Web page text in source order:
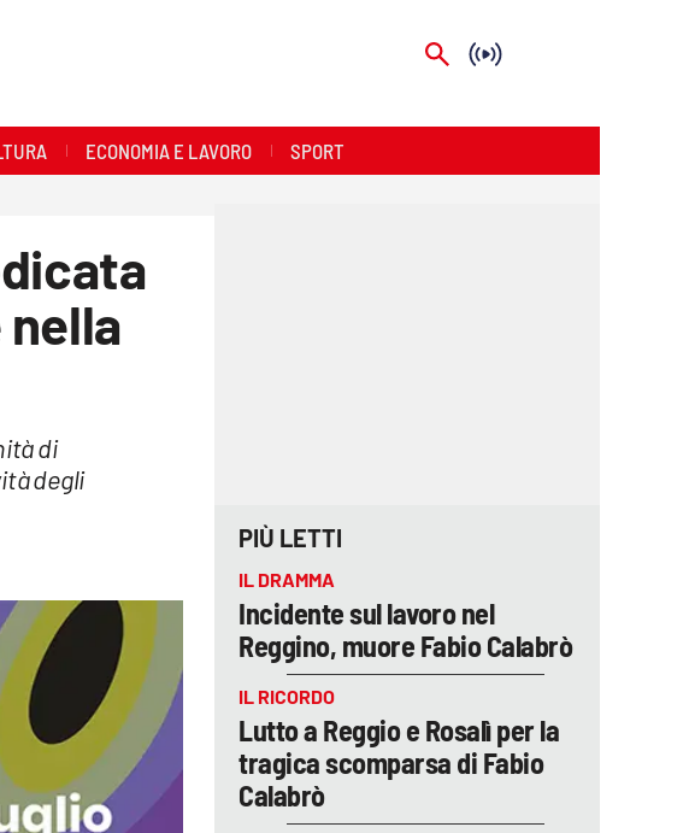
ECONOMIA E LAVORO SPORT
di
degli
PIÙ LETTI
IL DRAMMA
Incidente sul lavoro nel
Reggino, muore Fabio Calabrò
IL RICORDO
Lutto a Reggio e Rosalì per la
tragica scomparsa di Fabio
Calabrò